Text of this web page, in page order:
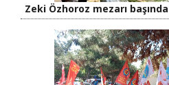
Zeki Özhoroz mezarı